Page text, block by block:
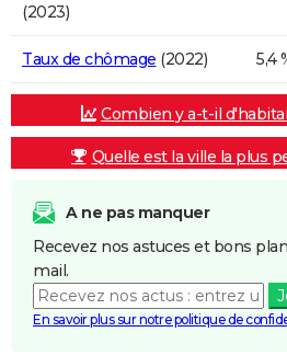
(2023)
Taux de chômage (2022) 5,4
Combien y a-t-il
Quelle est la ville la plus
A ne pas manquer
Recevez nos astuces et bons
mail.
En savoir plus sur notre politique de